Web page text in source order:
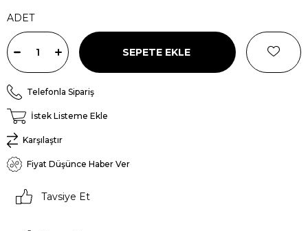
ADET
Telefonla Sipariş
İstek Listeme Ekle
Karşılaştır
Fiyat Düşünce Haber Ver
Tavsiye Et